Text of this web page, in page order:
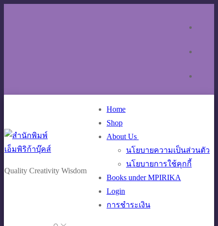
Quality Creativity Wisdom
Home
Shop
About Us
นโยบายความเป็นส่วนตัว
นโยบายการใช้คุกกี้
Books under MPIRIKA
Login
การชำระเงิน